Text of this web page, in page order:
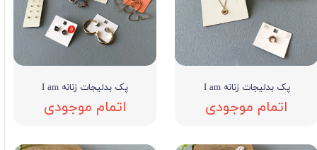
پک بدلیجات زنانه I am
اتمام موجودی
پک بدلیجات زنانه I am
اتمام موجودی